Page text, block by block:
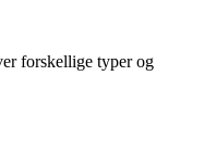
forskellige typer og